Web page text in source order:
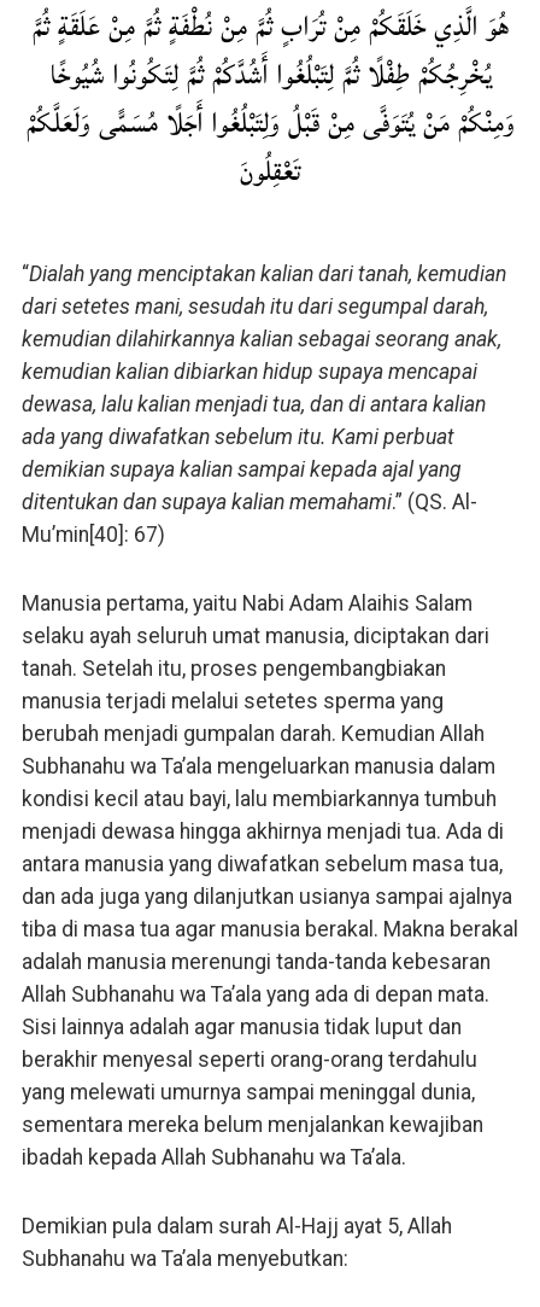
هُوَ الَّذِي خَلَقَكُمْ مِنْ تُرَابٍ ثُمَّ مِنْ نُطْفَةٍ ثُمَّ مِنْ عَلَقَةٍ ثُمَّ
يُخْرِجُكُمْ طِفْلًا ثُمَّ لِتَبْلُغُوا أَشُدَّكُمْ ثُمَّ لِتَكُونُوا شُيُوخًا
وَمِنْكُمْ مَنْ يُتَوَفَّى مِنْ قَبْلُ وَلِتَبْلُغُوا أَجَلًا مُسَمًّى وَلَعَلَّكُمْ
تَعْقِلُونَ
“Dialah yang menciptakan kalian dari tanah, kemudian
dari setetes mani, sesudah itu dari segumpal darah,
kemudian dilahirkannya kalian sebagai seorang anak,
kemudian kalian dibiarkan hidup supaya mencapai
dewasa, lalu kalian menjadi tua, dan di antara kalian
ada yang diwafatkan sebelum itu. Kami perbuat
demikian supaya kalian sampai kepada ajal yang
ditentukan dan supaya kalian memahami.” (QS. Al-
Mu’min[40]: 67)
Manusia pertama, yaitu Nabi Adam Alaihis Salam
selaku ayah seluruh umat manusia, diciptakan dari
tanah. Setelah itu, proses pengembangbiakan
manusia terjadi melalui setetes sperma yang
berubah menjadi gumpalan darah. Kemudian Allah
Subhanahu wa Ta’ala mengeluarkan manusia dalam
kondisi kecil atau bayi, lalu membiarkannya tumbuh
menjadi dewasa hingga akhirnya menjadi tua. Ada di
antara manusia yang diwafatkan sebelum masa tua,
dan ada juga yang dilanjutkan usianya sampai ajalnya
tiba di masa tua agar manusia berakal. Makna berakal
adalah manusia merenungi tanda-tanda kebesaran
Allah Subhanahu wa Ta’ala yang ada di depan mata.
Sisi lainnya adalah agar manusia tidak luput dan
berakhir menyesal seperti orang-orang terdahulu
yang melewati umurnya sampai meninggal dunia,
sementara mereka belum menjalankan kewajiban
ibadah kepada Allah Subhanahu wa Ta’ala.
Demikian pula dalam surah Al-Hajj ayat 5, Allah
Subhanahu wa Ta’ala menyebutkan: